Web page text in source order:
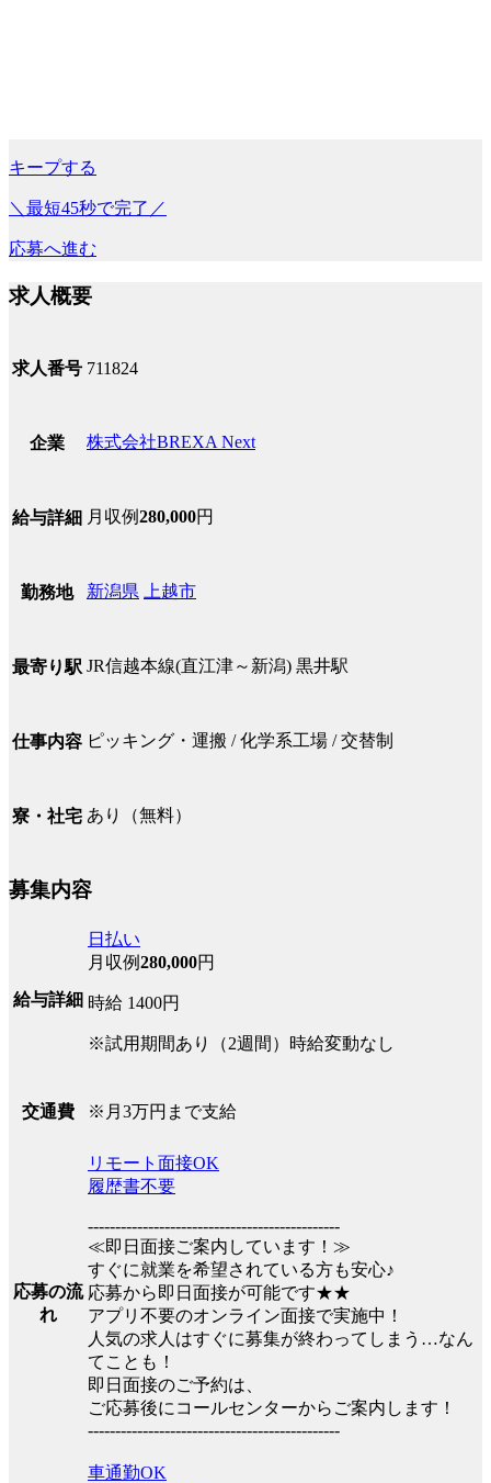
キープする
＼最短45秒で完了／
応募へ進む
求人概要
求人番号 711824
企業 株式会社BREXA Next
給与詳細 月収例280,000円
勤務地 新潟県 上越市
最寄り駅 JR信越本線(直江津～新潟) 黒井駅
仕事内容 ピッキング・運搬 / 化学系工場 / 交替制
寮・社宅 あり（無料）
募集内容
給与詳細
日払い
月収例280,000円
時給 1400円
※試用期間あり（2週間）時給変動なし
交通費 ※月3万円まで支給
応募の流
れ
リモート面接OK
履歴書不要
----------------------------------------------
≪即日面接ご案内しています！≫
すぐに就業を希望されている方も安心♪
応募から即日面接が可能です★★
アプリ不要のオンライン面接で実施中！
人気の求人はすぐに募集が終わってしまう…なん
てことも！
即日面接のご予約は、
ご応募後にコールセンターからご案内します！
----------------------------------------------
車通勤OK